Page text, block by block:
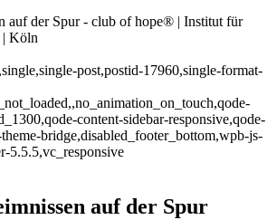
auf der Spur - club of hope® | Institut für
| Köln
post,postid-17960,single-format-
content-sidebar-responsive,qode-
bridge,disabled_footer_bottom,wpb-js-
5.5.5,vc_responsive
auf der Spur